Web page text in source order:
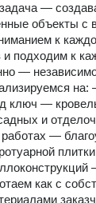
—
объекты с
к
подходим к
—
ключ —
и
—
как с